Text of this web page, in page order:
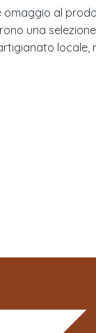
omaggio al
una
locale,